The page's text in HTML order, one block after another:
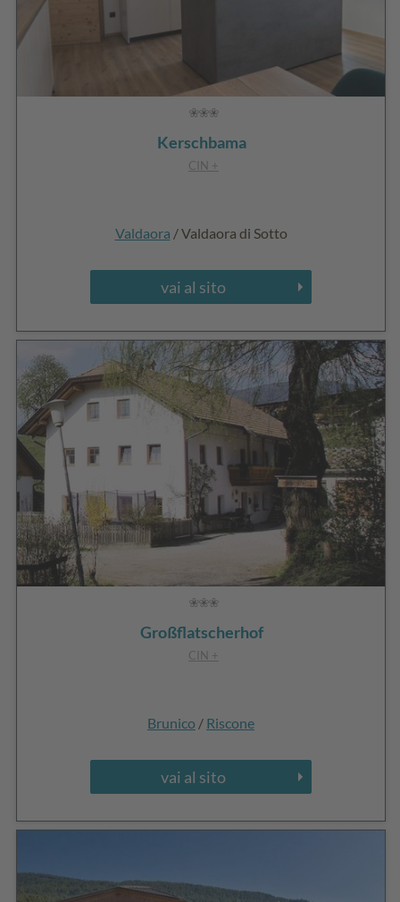
Kerschbama
CIN +
Valdaora / Valdaora di Sotto
vai al sito
Großflatscherhof
CIN +
Brunico / Riscone
vai al sito